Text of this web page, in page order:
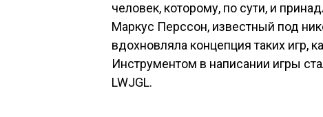
человек, которому, по сути, и
Маркус Перссон, известный под
вдохновляла концепция таких игр,
Инструментом в написании игры
LWJGL.